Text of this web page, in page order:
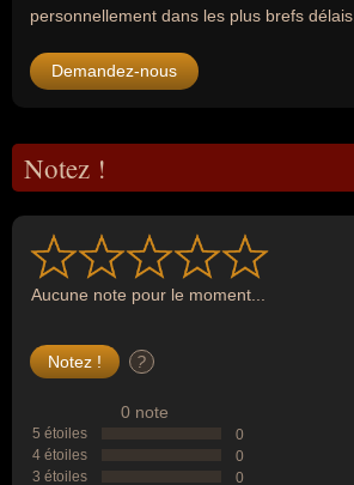
personnellement dans les plus brefs délais.
Demandez-nous
Notez !
Aucune note pour le moment...
?
0 note
5 étoiles
0
4 étoiles
0
3 étoiles
0